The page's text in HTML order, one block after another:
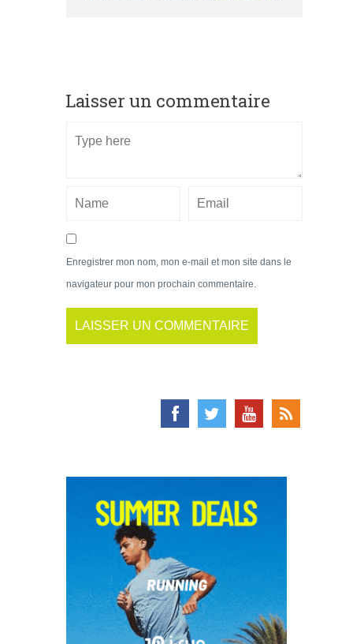
Laisser un commentaire
Enregistrer mon nom, mon e-mail et mon site dans le
navigateur pour mon prochain commentaire.